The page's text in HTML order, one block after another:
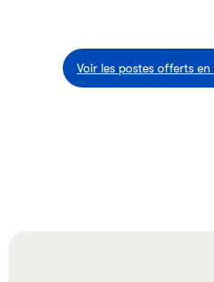
Voir les postes offerts